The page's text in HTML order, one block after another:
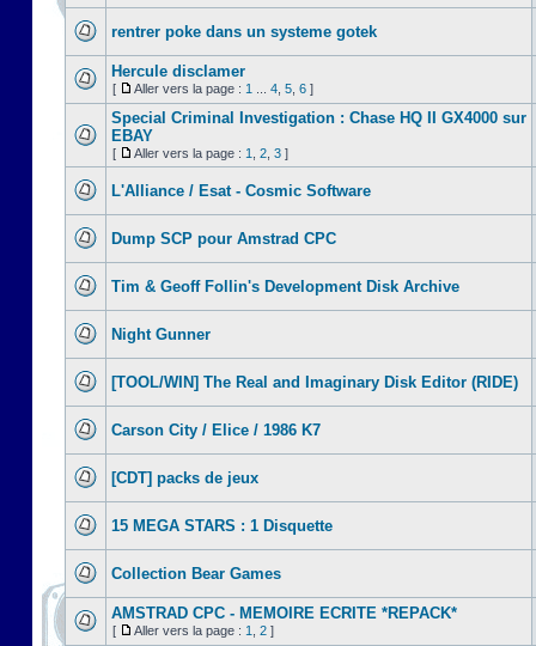
rentrer poke dans un systeme gotek
Hercule disclamer
[ Aller vers la page : 1 4 5 6 ]
Special Criminal Investigation : Chase HQ II GX4000 sur
EBAY
[ Aller vers la page : 1 2 3 ]
L'Alliance / Esat - Cosmic Software
Dump SCP pour Amstrad CPC
Tim & Geoff Follin's Development Disk Archive
Night Gunner
[TOOL/WIN] The Real and Imaginary Disk Editor (RIDE)
Carson City / Elice / 1986 K7
[CDT] packs de jeux
15 MEGA STARS : 1 Disquette
Collection Bear Games
AMSTRAD CPC - MEMOIRE ECRITE *REPACK*
[ Aller vers la page : 1 2 ]